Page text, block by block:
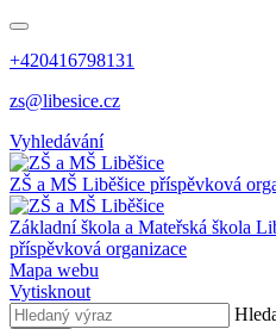
+420416798131
zs@libesice.cz
Vyhledávání
ZŠ a MŠ Liběšice příspěvková
Základní škola a Mateřská škola
příspěvková organizace
Mapa webu
Vytisknout